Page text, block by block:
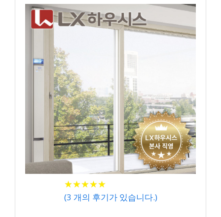
★★★★★
★★★★★
(3 개의 후기가 있습니다.)